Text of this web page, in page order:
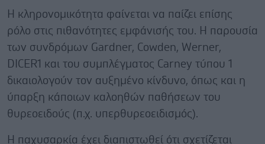
Η κληρονομικότητα φαίνεται να παίζει επίσης
ρόλο στις πιθανότητες εμφάνισής του. Η παρουσία
των συνδρόμων Gardner, Cowden, Werner,
DICER1 και του συμπλέγματος Carney τύπου 1
δικαιολογούν τον αυξημένο κίνδυνο, όπως και η
ύπαρξη κάποιων καλοηθών παθήσεων του
θυρεοειδούς (π.χ. υπερθυρεοειδισμός).
Η παχυσαρκία έχει διαπιστωθεί ότι σχετίζεται